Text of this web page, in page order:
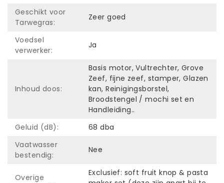
Geschikt voor
Tarwegras:
Zeer goed
Voedsel
verwerker:
Ja
Inhoud doos:
Basis motor, Vultrechter, Grove
Zeef, fijne zeef, stamper, Glazen
kan, Reinigingsborstel,
Broodstengel / mochi set en
Handleiding..
Geluid (dB):
68 dba
Vaatwasser
bestendig:
Nee
Overige
Exclusief: soft fruit knop & pasta